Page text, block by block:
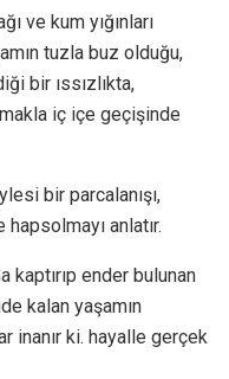
ve kum yığınları
tuzla buz olduğu,
bir ıssızlıkta,
iç içe geçişinde
bir parcalanışı,
anlatır.
kaptırıp ender bulunan
kalan yaşamın
inanır ki. hayalle gerçek